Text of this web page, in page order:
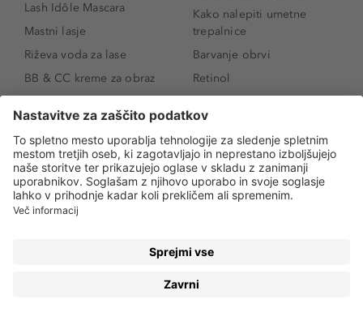
Lash Idôle Mascara
Mastni lasje
Riževa voda za lase
BB & CC kreme za obraz
SPF 30
Senčila za oči
Tekoči puder
Ličenje povešenih vek
Kako povečati oči
Kako nalepiti umetne
trepalnice
Barvanje obrvi
Retinol
Niacinamid
Rozacea
Salicilna kislina